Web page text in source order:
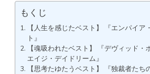
もくじ
【人生を感じたベスト】 『エンパイア
ト』
【魂吸われたベスト】 『デヴィッド
エイジ・デイドリーム』
【思考たゆたうベスト】 『独裁者たち